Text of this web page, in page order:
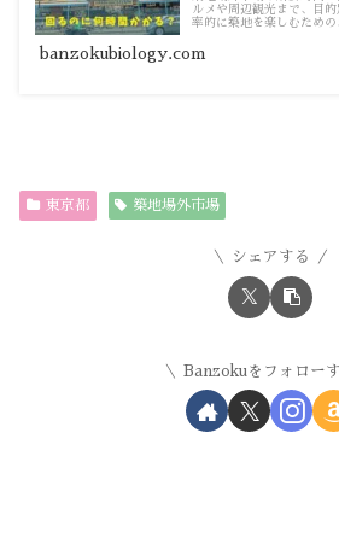
ルメや周辺観光まで、目
率的に築地を楽しむための
banzokubiology.com
東京都 築地場外市場
シェアする
Banzokuをフォロー